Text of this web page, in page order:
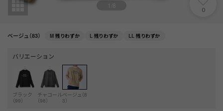
1 8
0
ベージュ（83） M 残りわずか L 残りわずか LL 残りわずか
バリエーション
ブラック
（99）
チャコール
（98）
ベージュ（8
3）